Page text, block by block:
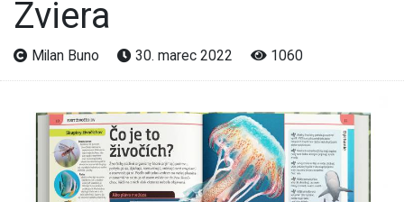
Zviera
Milan Buno 30. marec 2022 1060